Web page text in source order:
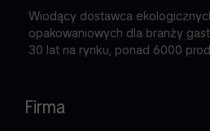
Wiodący dostawca
opakowaniowych dla branży
30 lat na rynku, ponad 6000
Firma